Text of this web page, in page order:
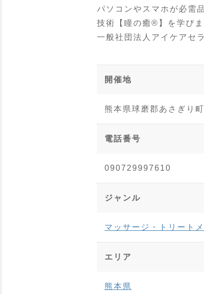
パソコンやスマホが必需
技術【瞳の癒®︎】を学びま
一般社団法人アイケアセ
開催地
熊本県球磨郡あさぎり町
電話番号
090729997610
ジャンル
マッサージ・トリートメ
エリア
熊本県